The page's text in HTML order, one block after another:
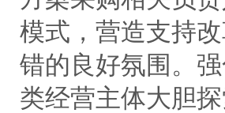
模式，营造支持
错的良好氛围。
类经营主体大胆